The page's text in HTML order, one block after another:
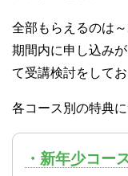
全部もらえるのは
期間内に申し込み
て受講検討をしてお
各コース別の特典
・新年少コー